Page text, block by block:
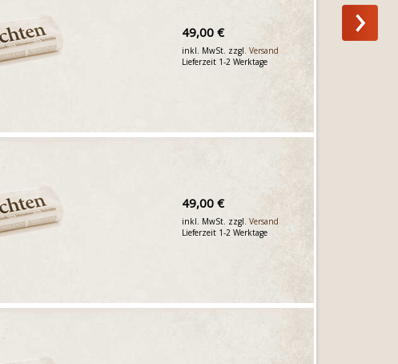
49,00 €
inkl. MwSt. zzgl.Versand
Lieferzeit 1-2 Werktage
49,00 €
inkl. MwSt. zzgl.Versand
Lieferzeit 1-2 Werktage